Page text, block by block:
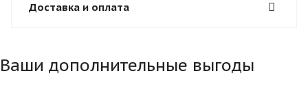
Доставка и оплата
Ваши дополнительные выгоды